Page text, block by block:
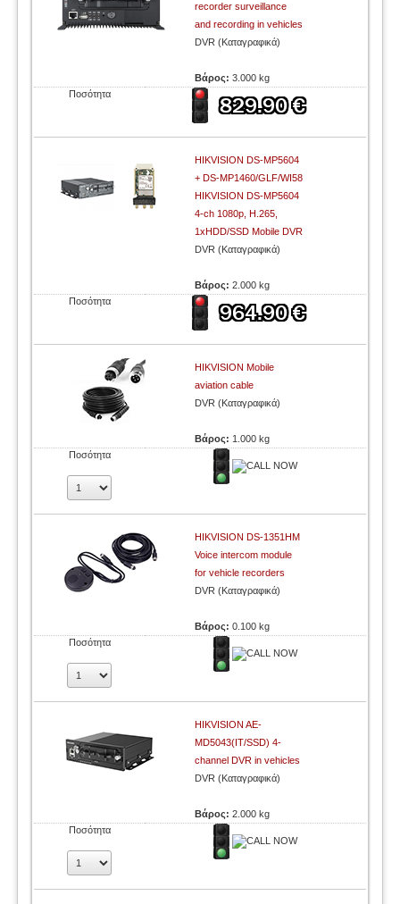
recorder surveillance
and recording in vehicles
DVR (Καταγραφικά)
Βάρος:3.000 kg
Ποσότητα
HIKVISION DS-MP5604
+ DS-MP1460/GLF/WI58
HIKVISION DS-MP5604
4-ch 1080p, H.265,
1xHDD/SSD Mobile DVR
DVR (Καταγραφικά)
Βάρος:2.000 kg
Ποσότητα
HIKVISION Mobile
aviation cable
DVR (Καταγραφικά)
Βάρος: 1.000 kg
Ποσότητα
HIKVISION DS-1351HM
Voice intercom module
for vehicle recorders
DVR (Καταγραφικά)
Βάρος:0.100 kg
Ποσότητα
HIKVISION AE-
MD5043(IT/SSD) 4-
channel DVR in vehicles
DVR (Καταγραφικά)
Βάρος:2.000 kg
Ποσότητα